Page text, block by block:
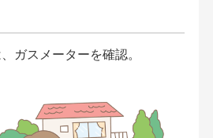
ガスメーターを確認。